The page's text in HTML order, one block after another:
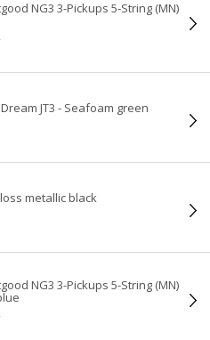
NG3 3-Pickups 5-String (MN)
JT3 - Seafoam green
metallic black
NG3 3-Pickups 5-String (MN)